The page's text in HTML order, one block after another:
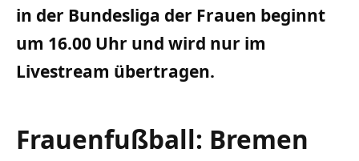
in der Bundesliga der Frauen beginnt
um 16.00 Uhr und wird nur im
Livestream übertragen.
Frauenfußball: Bremen